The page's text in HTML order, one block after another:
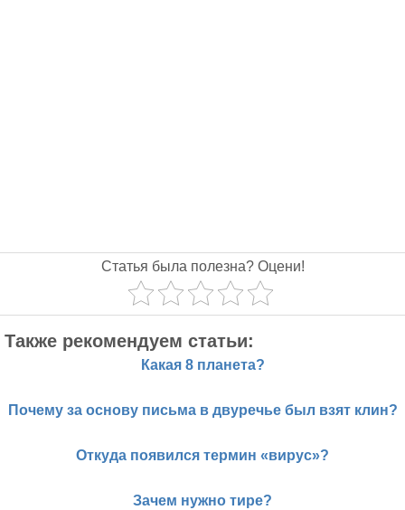
Статья была полезна? Оцени!
Также рекомендуем статьи:
Какая 8 планета?
Почему за основу письма в двуречье был взят клин?
Откуда появился термин «вирус»?
Зачем нужно тире?